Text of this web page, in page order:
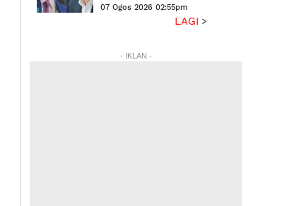
07 Ogos 2026 02:55pm
LAGI
- IKLAN -